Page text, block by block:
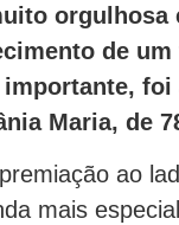
orgulhosa
de
Maria, de
ao
mais